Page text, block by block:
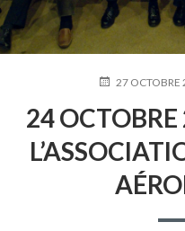
PUBLIÉ27 OCTOBRE
24